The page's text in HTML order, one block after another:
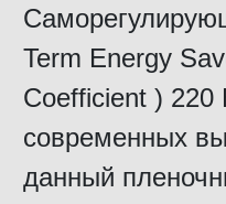
Term Energy
Coefficient ) 220
современных
данный